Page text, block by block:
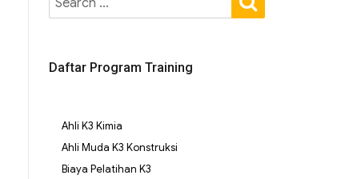
Daftar Program Training
Ahli K3 Kimia
Ahli Muda K3 Konstruksi
Biaya Pelatihan K3